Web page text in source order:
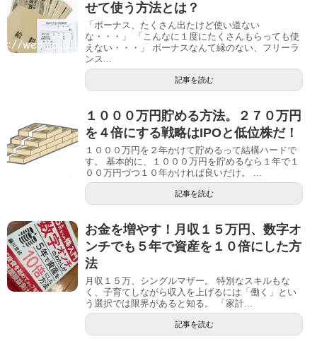
せて使う方法とは？
「ボーナス、たくさん出たけど使い道ない
な・・・」 「こんなに１度にたくさんもらっても使
えない・・・」 ボーナスなんて縁のない、フリーラ
ンス...
記事を読む
１０００万円貯める方法。２７０万円
を４倍にする戦略はIPOと低位株だ！
１０００万円を２年かけて貯めるって結構ハードで
す。 基本的に、１０００万円を貯めるなら１年で１
００万円づつ１０年かければ良いだけ。 ...
記事を読む
お金を増やす！月収１５万円、数字オ
ンチでも５年で資産を１０倍にした方
法
月収１５万、シングルマザー。 特別なスキルもな
く、子育てしながら収入を上げるには「働く」とい
う選択では限界があると知る。 「家計...
記事を読む